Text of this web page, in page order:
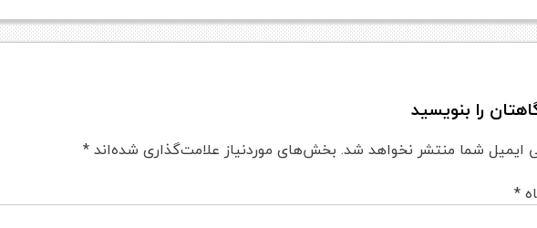
را بنویسید
ایمیل شما منتشر نخواهد شد. بخش‌های موردنیاز علامت‌گذاری شده‌اند*
*